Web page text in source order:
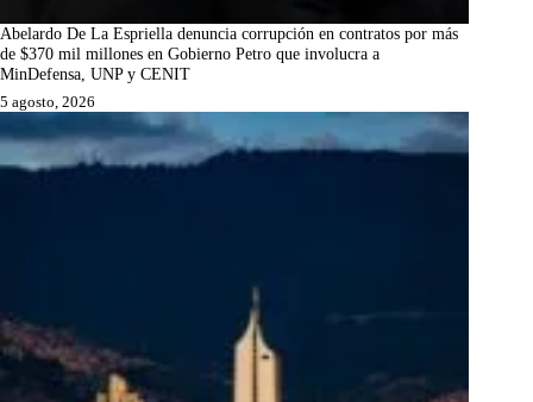
Abelardo De La Espriella denuncia corrupción en contratos por más
de $370 mil millones en Gobierno Petro que involucra a
MinDefensa, UNP y CENIT
5 agosto, 2026